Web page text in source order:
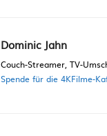
Dominic Jahn
Couch-Streamer, TV-
Spende für die 4KFilme-